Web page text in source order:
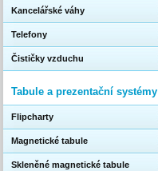
Kancelářské váhy
Telefony
Čističky vzduchu
Tabule a prezentační systémy
Flipcharty
Magnetické tabule
Skleněné magnetické tabule